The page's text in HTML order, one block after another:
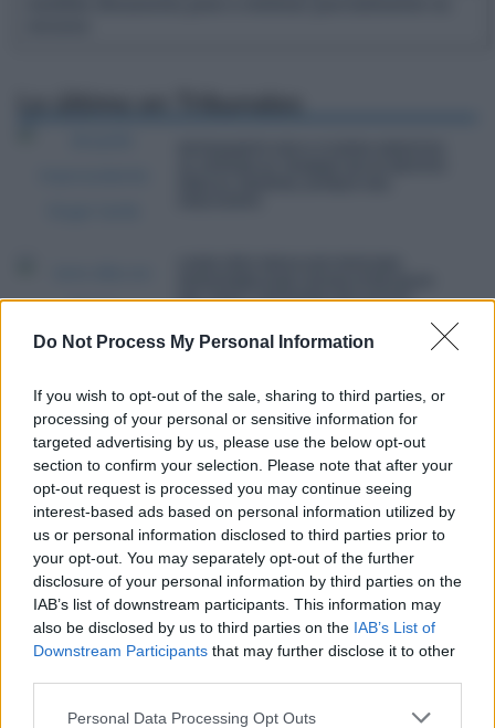
Do Not Process My Personal Information
If you wish to opt-out of the sale, sharing to third parties, or
processing of your personal or sensitive information for
targeted advertising by us, please use the below opt-out
section to confirm your selection. Please note that after your
opt-out request is processed you may continue seeing
interest-based ads based on personal information utilized by
us or personal information disclosed to third parties prior to
your opt-out. You may separately opt-out of the further
disclosure of your personal information by third parties on the
IAB’s list of downstream participants. This information may
also be disclosed by us to third parties on the IAB’s List of
Downstream Participants that may further disclose it to other
Please note that this website/app uses one or more Google
Personal Data Processing Opt Outs
DEL PSOE Y SOSTIENE QUE ACTUÓ
ACTUARÁ SI LAS CCAA RECHAZAN
ACOGER A MENORES MIGRANTES DE
LA NEGOCIACIÓN ENTRE LOS ABOGADOS
DE LAS PARTES ES SUFICIENTE PARA
CUMPLIR CON EL MASC
10.000 EUROS DE SANCIÓN POR
REALIZAR UNA LLAMADA DE SPAM DE
46 SEGUNDOS A UN CLIENTE DE LA
LISTA ROBINSON